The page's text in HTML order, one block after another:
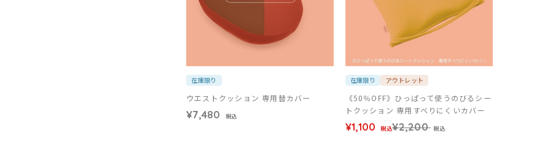
在庫限り
ウエストクッション 専用替カバー
¥7,480 税込
在庫限り アウトレット
《50％OFF》ひっぱって使うのびるシー
トクッション 専用すべりにくいカバー
¥1,100 税込¥2,200 税込